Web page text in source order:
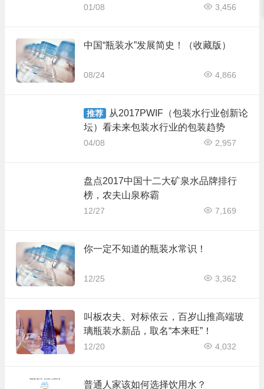
01/08 3,456
中国“瓶装水”发展简史！（收藏版）
08/24 4,866
推荐
从2017PWIF（包装水行业创新论
坛）看未来包装水行业的包装趋势
04/08 2,957
盘点2017中国十二大矿泉水品牌排行
榜，农夫山泉称霸
12/27 7,169
你一定不知道的瓶装水常识！
12/25 3,362
叫板农夫、对标依云，百岁山推高端玻
璃瓶装水新品，取名“本来旺”！
12/20 4,032
普通人家该如何选择饮用水？